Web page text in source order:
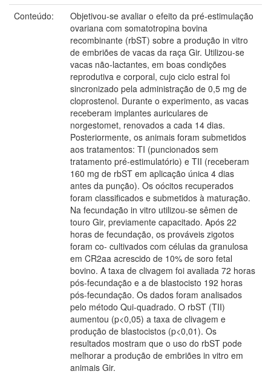
Conteúdo:
Objetivou-se avaliar o efeito da pré-estimulação
ovariana com somatotropina bovina
recombinante (rbST) sobre a produção in vitro
de embriões de vacas da raça Gir. Utilizou-se
vacas não-lactantes, em boas condições
reprodutiva e corporal, cujo ciclo estral foi
sincronizado pela administração de 0,5 mg de
cloprostenol. Durante o experimento, as vacas
receberam implantes auriculares de
norgestomet, renovados a cada 14 dias.
Posteriormente, os animais foram submetidos
aos tratamentos: TI (puncionados sem
tratamento pré-estimulatório) e TII (receberam
160 mg de rbST em aplicação única 4 dias
antes da punção). Os oócitos recuperados
foram classificados e submetidos à maturação.
Na fecundação in vitro utilizou-se sêmen de
touro Gir, previamente capacitado. Após 22
horas de fecundação, os prováveis zigotos
foram co- cultivados com células da granulosa
em CR2aa acrescido de 10% de soro fetal
bovino. A taxa de clivagem foi avaliada 72 horas
pós-fecundação e a de blastocisto 192 horas
pós-fecundação. Os dados foram analisados
pelo método Qui-quadrado. O rbST (TII)
aumentou (p<0,05) a taxa de clivagem e
produção de blastocistos (p<0,01). Os
resultados mostram que o uso do rbST pode
melhorar a produção de embriões in vitro em
animais Gir.